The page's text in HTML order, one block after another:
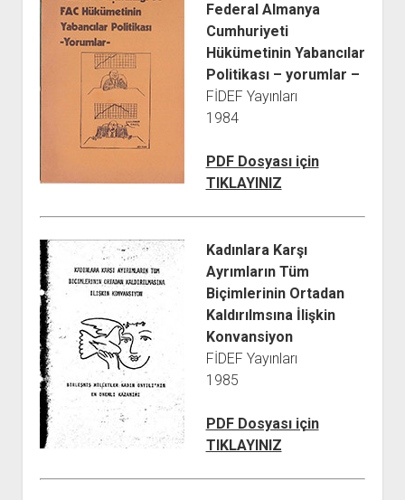
Federal Almanya
Cumhuriyeti
Hükümetinin Yabancılar
Politikası – yorumlar –
FİDEF Yayınları
1984
PDF Dosyası için
TIKLAYINIZ
Kadınlara Karşı
Ayrımların Tüm
Biçimlerinin Ortadan
Kaldırılmsına İlişkin
Konvansiyon
FİDEF Yayınları
1985
PDF Dosyası için
TIKLAYINIZ